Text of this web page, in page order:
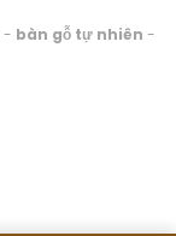
- bàn gỗ tự nhiên -